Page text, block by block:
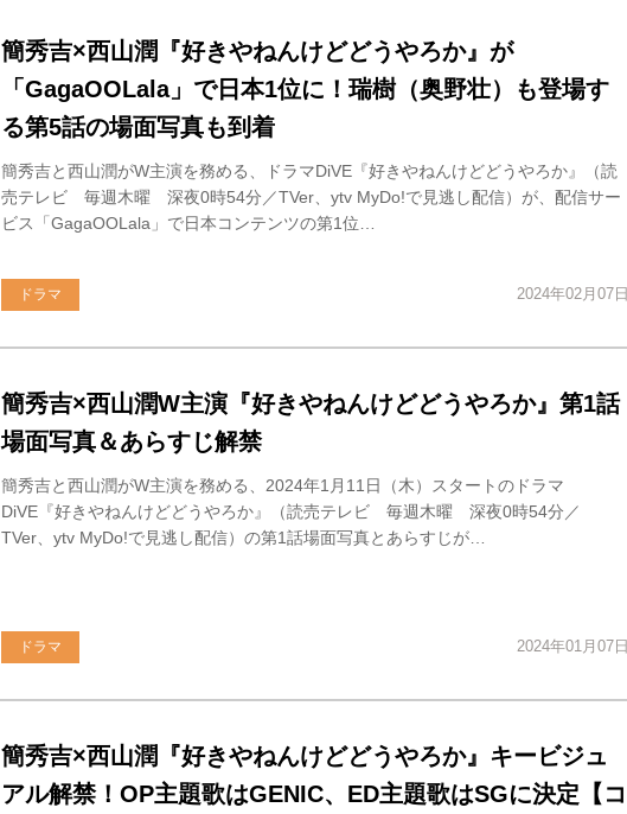
簡秀吉×西山潤『好きやねんけどどうやろか』が
「GagaOOLala」で日本1位に！瑞樹（奥野壮）も登場す
る第5話の場面写真も到着
簡秀吉と西山潤がW主演を務める、ドラマDiVE『好きやねんけどどうやろか』（読
売テレビ 毎週木曜 深夜0時54分／TVer、ytv MyDo!で見逃し配信）が、配信サー
ビス「GagaOOLala」で日本コンテンツの第1位…
2024年02月07日
ドラマ
簡秀吉×西山潤W主演『好きやねんけどどうやろか』第1話
場面写真＆あらすじ解禁
簡秀吉と西山潤がW主演を務める、2024年1月11日（木）スタートのドラマ
DiVE『好きやねんけどどうやろか』（読売テレビ 毎週木曜 深夜0時54分／
TVer、ytv MyDo!で見逃し配信）の第1話場面写真とあらすじが…
2024年01月07日
ドラマ
簡秀吉×西山潤『好きやねんけどどうやろか』キービジュ
アル解禁！OP主題歌はGENIC、ED主題歌はSGに決定【コ